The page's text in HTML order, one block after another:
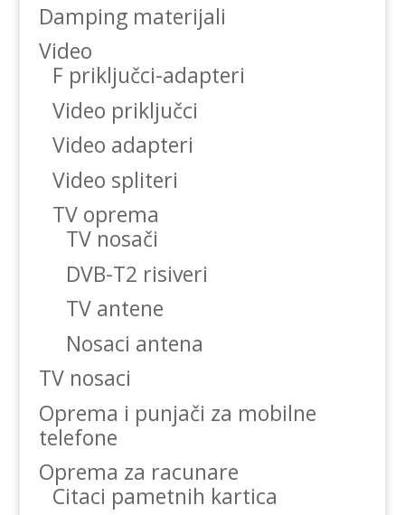
Damping materijali
Video
F priključci-adapteri
Video priključci
Video adapteri
Video spliteri
TV oprema
TV nosači
DVB-T2 risiveri
TV antene
Nosaci antena
TV nosaci
Oprema i punjači za mobilne
telefone
Oprema za racunare
Citaci pametnih kartica